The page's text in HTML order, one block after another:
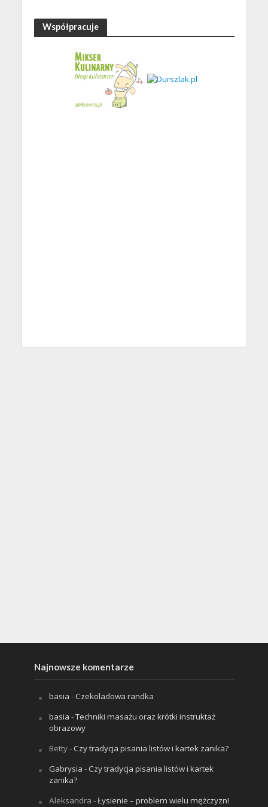
Współpracuje
Najnowsze komentarze
basia -Czekoladowa randka
basia -Techniki masażu oraz krótki instruktaż
obrazowy
Betty-Czy tradycja pisania listów i kartek zanika?
Gabrysia -Czy tradycja pisania listów i kartek
zanika?
Aleksandra -Łysienie – problem wielu mężczyzn!